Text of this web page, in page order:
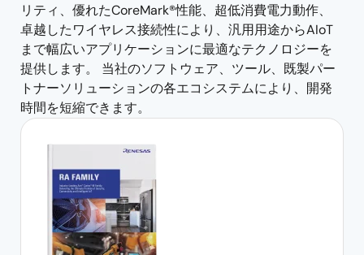
リティ、優れたCoreMark®性能、超低消費電力動作、
卓越したワイヤレス接続性により、汎用用途からAIoT
まで幅広いアプリケーションに最適なテクノロジーを
提供します。 当社のソフトウェア、ツール、既製パー
トナーソリューションの各エコシステムにより、開発
時間を短縮できます。